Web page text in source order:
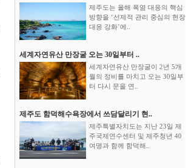
제주도는 올해 폭염 대응의 핵심
방향을 ‘선제적 관리 중심의 현장
대응 강화’에..
세계자연유산 만장굴 오는 30일부터 ..
세계자연유산 만장굴이 2년 5개
월의 정비를 마치고 오는 30일부
터 다시 문을 연..
제주도 함덕해수욕장에서 쓰담달리기 현..
제주특별자치도는 지난 23일 제
주국제연수센터 및 제주청년 40
여명과 함께 함덕해..